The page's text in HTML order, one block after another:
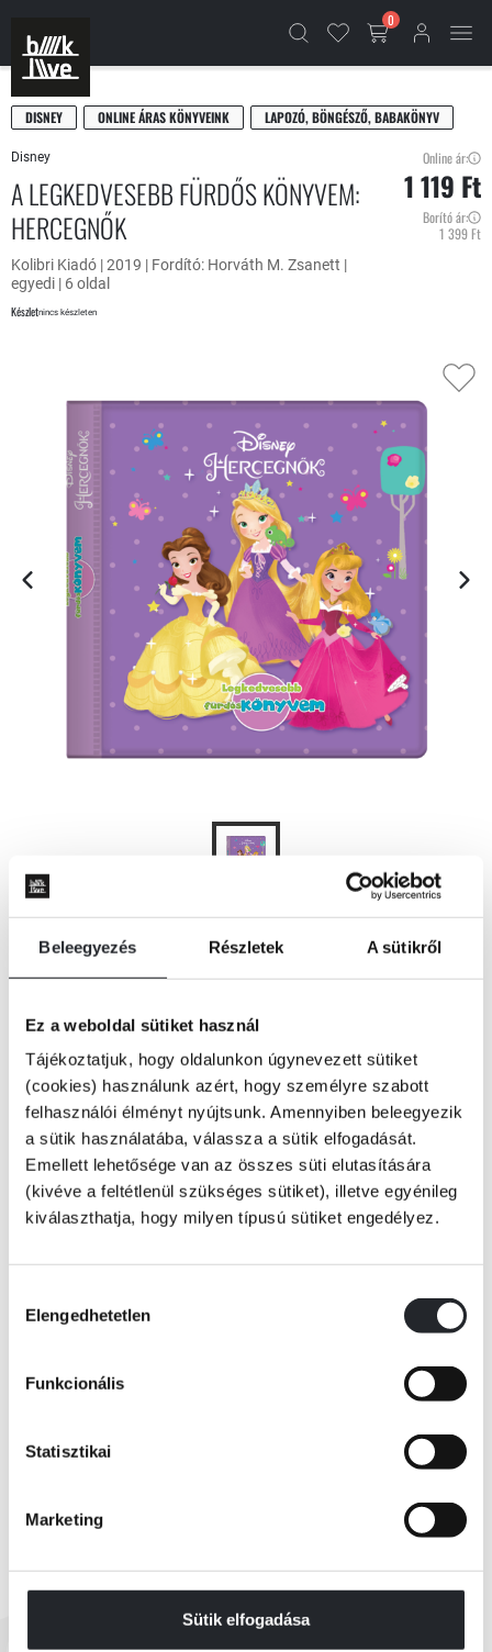
Beleegyezés Részletek A sütikről
Ez a weboldal sütiket használ
Tájékoztatjuk, hogy oldalunkon úgynevezett sütiket
(cookies) használunk azért, hogy személyre szabott
felhasználói élményt nyújtsunk. Amennyiben beleegyezik
a sütik használatába, válassza a sütik elfogadását.
Emellett lehetősége van az összes süti elutasítására
(kivéve a feltétlenül szükséges sütiket), illetve egyénileg
kiválaszthatja, hogy milyen típusú sütiket engedélyez.
kiválasztása
Elengedhetetlen
Funkcionális
Statisztikai
Marketing
Sütik elfogadása
0
DISNEY ONLINE ÁRAS KÖNYVEINK LAPOZÓ, BÖNGÉSZŐ, BABAKÖNYV
Disney
A LEGKEDVESEBB FÜRDŐS KÖNYVEM:
HERCEGNŐK
Kolibri Kiadó | 2019 | Fordító: Horváth M. Zsanett |
egyedi | 6 oldal
Készletnincs készleten
Online ár:
1 119 Ft
Borító ár:
1 399 Ft
ÉRTESÍTÉST KÉREK
Legyen játék a fürdés ezzel a vízben is fellapozható könyvecskével.
Olvass és pancsolj kedvenc hercegnőiddel!
Fordította: Horváth M. Zsanett
Tovább
KÖNYV ADATAI
RÉSZLET A KÖNYVBŐL